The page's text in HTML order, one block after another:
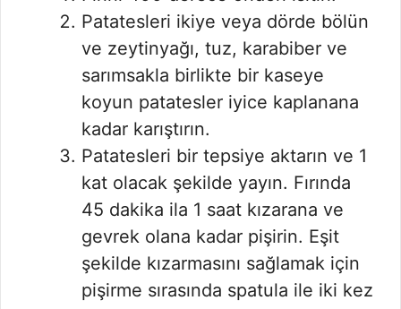
Patatesleri ikiye veya dörde bölün
ve zeytinyağı, tuz, karabiber ve
sarımsakla birlikte bir kaseye
koyun patatesler iyice kaplanana
kadar karıştırın.
Patatesleri bir tepsiye aktarın ve 1
kat olacak şekilde yayın. Fırında
45 dakika ila 1 saat kızarana ve
gevrek olana kadar pişirin. Eşit
şekilde kızarmasını sağlamak için
pişirme sırasında spatula ile iki kez